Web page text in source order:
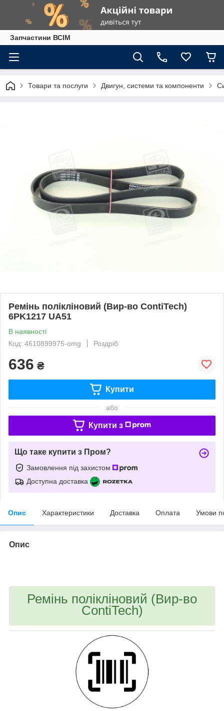
Запчастини ВСІМ
Товари та послуги Двигун, системи та компоненти
Ремінь полікліновий (Вир-во ContiTech)
6PK1217 UA51
В наявності
Код: 4610899975-omg
Роздріб
636 ₴
Купити
або
Купити з
Що таке купити з Пром?
Замовлення під захистом
Доступна доставка
Опис Характеристики Доставка Оплата Умови
Опис
Ремінь полікліновий (Вир-во
ContiTech)